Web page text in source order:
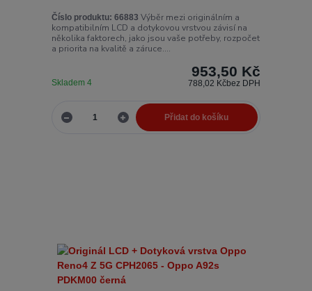
Číslo produktu: 66883 Výběr mezi originálním a
kompatibilním LCD a dotykovou vrstvou závisí na
několika faktorech, jako jsou vaše potřeby, rozpočet
a priorita na kvalitě a záruce....
953,50 Kč
788,02 Kčbez DPH
Skladem 4
Přidat do košíku